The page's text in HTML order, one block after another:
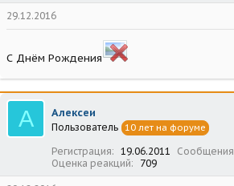
29.12.2016
С Днём Рождения
A Aлексеи
Пользователь 10 лет на форуме
Регистрация 19.06.2011 Сообщения
Оценка реакций
709